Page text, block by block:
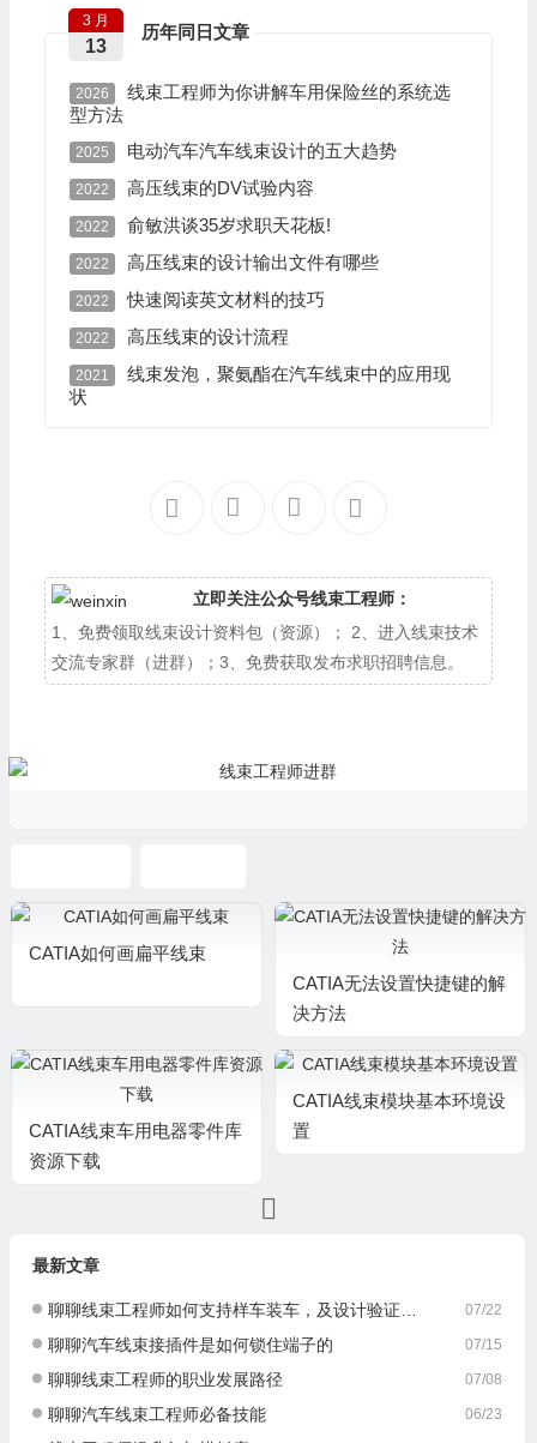
历年同日文章
3 月
13
2026
线束工程师为你讲解车用保险丝的系统选
型方法
2025 电动汽车汽车线束设计的五大趋势
2022 高压线束的DV试验内容
2022 俞敏洪谈35岁求职天花板!
2022 高压线束的设计输出文件有哪些
2022 快速阅读英文材料的技巧
2022 高压线束的设计流程
2021
线束发泡，聚氨酯在汽车线束中的应用现
状
立即关注公众号线束工程师：
1、免费领取线束设计资料包（资源）； 2、进入线束技术
交流专家群（进群）；3、免费获取发布求职招聘信息。
CATIA如何画扁平线束
CATIA无法设置快捷键的解
决方法
CATIA线束车用电器零件库
资源下载
CATIA线束模块基本环境设
置
最新文章
07/22
聊聊线束工程师如何支持样车装车，及设计验证与优化
07/15
聊聊汽车线束接插件是如何锁住端子的
07/08
聊聊线束工程师的职业发展路径
06/23
聊聊汽车线束工程师必备技能